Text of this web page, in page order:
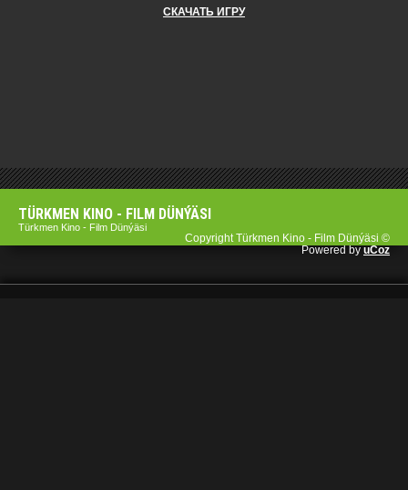
СКАЧАТЬ ИГРУ
TÜRKMEN KINO - FILM DÜNÝÄSI
Türkmen Kino - Film Dünýäsi
Copyright Türkmen Kino - Film Dünýäsi ©
Powered by uCoz